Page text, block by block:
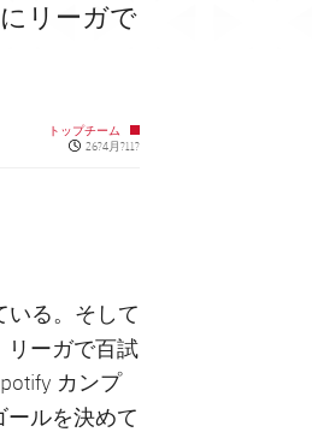
リーガで
トップチーム
Published news
26?4月?11?
いる。そして
リーガで百試
カンプ
ールを決めて